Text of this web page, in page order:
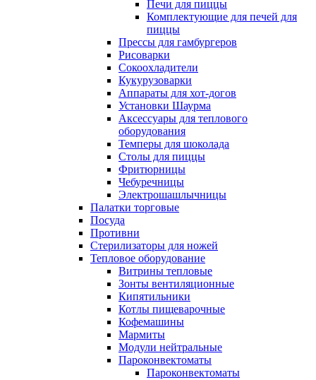
Печи для пиццы
Комплектующие для печей для
пиццы
Прессы для гамбургеров
Рисоварки
Сокоохладители
Кукурузоварки
Аппараты для хот-догов
Установки Шаурма
Аксессуары для теплового
оборудования
Темперы для шоколада
Столы для пиццы
Фритюрницы
Чебуречницы
Электрошашлычницы
Палатки торговые
Посуда
Противни
Стерилизаторы для ножей
Тепловое оборудование
Витрины тепловые
Зонты вентиляционные
Кипятильники
Котлы пищеварочные
Кофемашины
Мармиты
Модули нейтральные
Пароконвектоматы
Пароконвектоматы